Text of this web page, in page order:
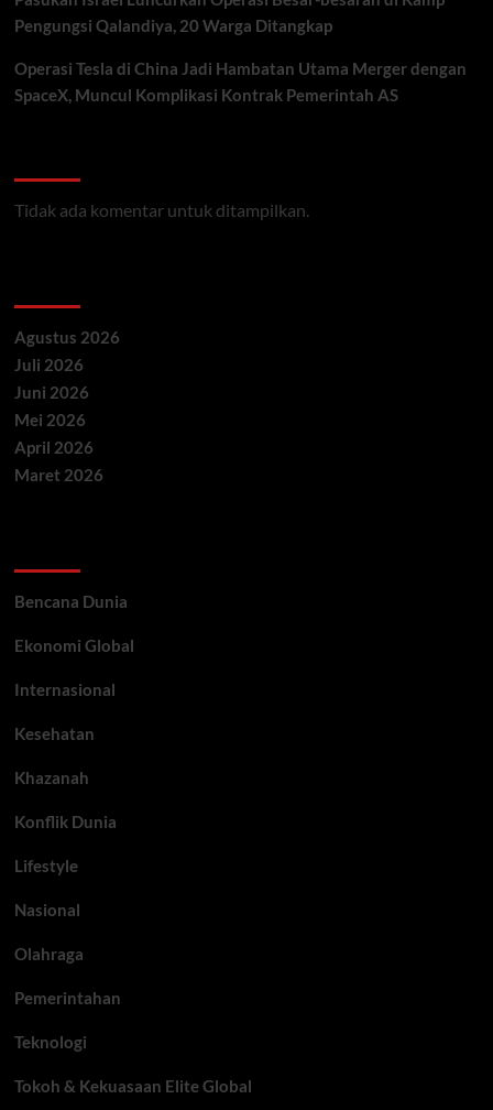
Pengungsi Qalandiya, 20 Warga Ditangkap
Operasi Tesla di China Jadi Hambatan Utama Merger dengan
SpaceX, Muncul Komplikasi Kontrak Pemerintah AS
Tidak ada komentar untuk ditampilkan.
Agustus 2026
Juli 2026
Juni 2026
Mei 2026
April 2026
Maret 2026
Bencana Dunia
Ekonomi Global
Internasional
Kesehatan
Khazanah
Konflik Dunia
Lifestyle
Nasional
Olahraga
Pemerintahan
Teknologi
Tokoh & Kekuasaan Elite Global